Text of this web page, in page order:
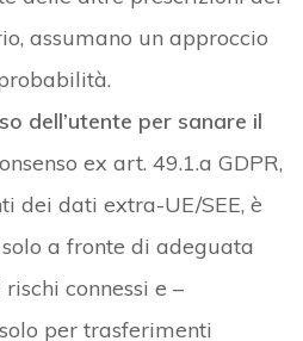
assumano un approccio
dell’utente per sanare il
ex art. 49.1.a GDPR,
dei dati extra-UE/SEE, è
a fronte di adeguata
connessi e –
per trasferimenti